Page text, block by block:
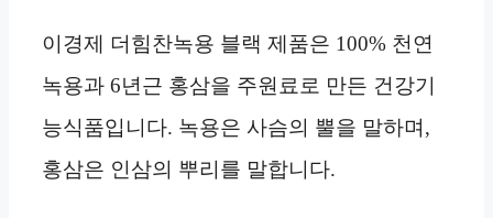
이경제 더힘찬녹용 블랙 제품은 100% 천연
녹용과 6년근 홍삼을 주원료로 만든 건강기
능식품입니다. 녹용은 사슴의 뿔을 말하며,
홍삼은 인삼의 뿌리를 말합니다.